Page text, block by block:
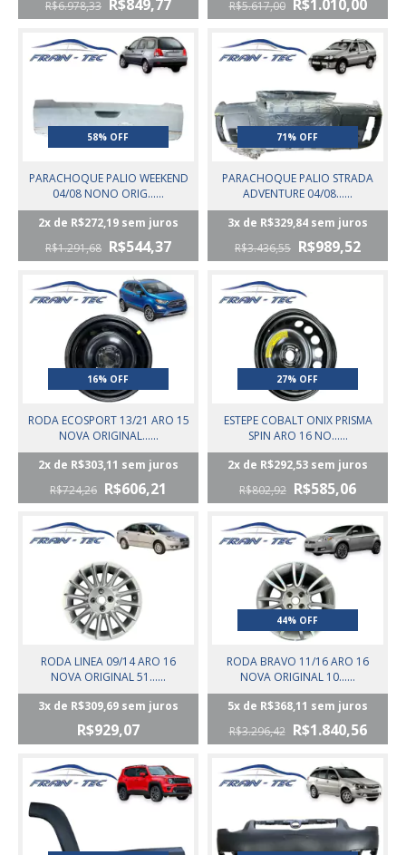
R$6.978,33 R$849,77
R$5.617,00 R$1.010,00
58% OFF
PARACHOQUE PALIO WEEKEND
04/08 NONO ORIG......
2x de R$272,19 sem juros
R$1.291,68 R$544,37
71% OFF
PARACHOQUE PALIO STRADA
ADVENTURE 04/08......
3x de R$329,84 sem juros
R$3.436,55 R$989,52
16% OFF
RODA ECOSPORT 13/21 ARO 15
NOVA ORIGINAL......
2x de R$303,11 sem juros
R$724,26 R$606,21
27% OFF
ESTEPE COBALT ONIX PRISMA
SPIN ARO 16 NO......
2x de R$292,53 sem juros
R$802,92 R$585,06
RODA LINEA 09/14 ARO 16
NOVA ORIGINAL 51......
3x de R$309,69 sem juros
R$929,07
44% OFF
RODA BRAVO 11/16 ARO 16
NOVA ORIGINAL 10......
5x de R$368,11 sem juros
R$3.296,42 R$1.840,56